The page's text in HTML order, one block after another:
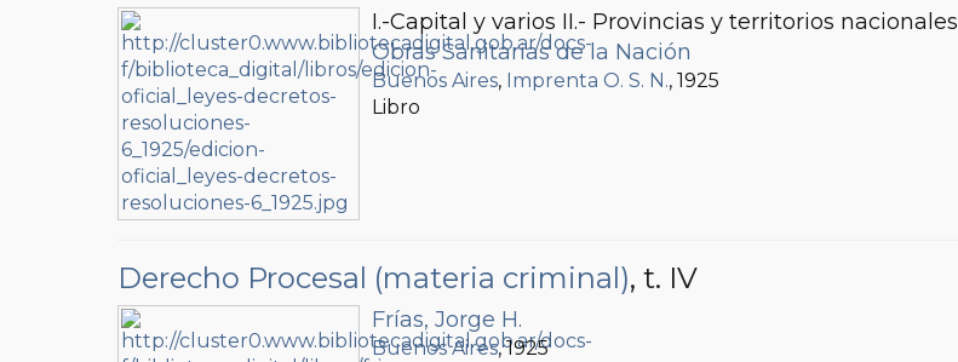
I.-Capital y varios II.- Provincias y territorios nacionales
Obras Sanitarias de la Nación
Buenos Aires, Imprenta O. S. N., 1925
Libro
Derecho Procesal (materia criminal), t. IV
Frías, Jorge H.
Buenos Aires, 1925